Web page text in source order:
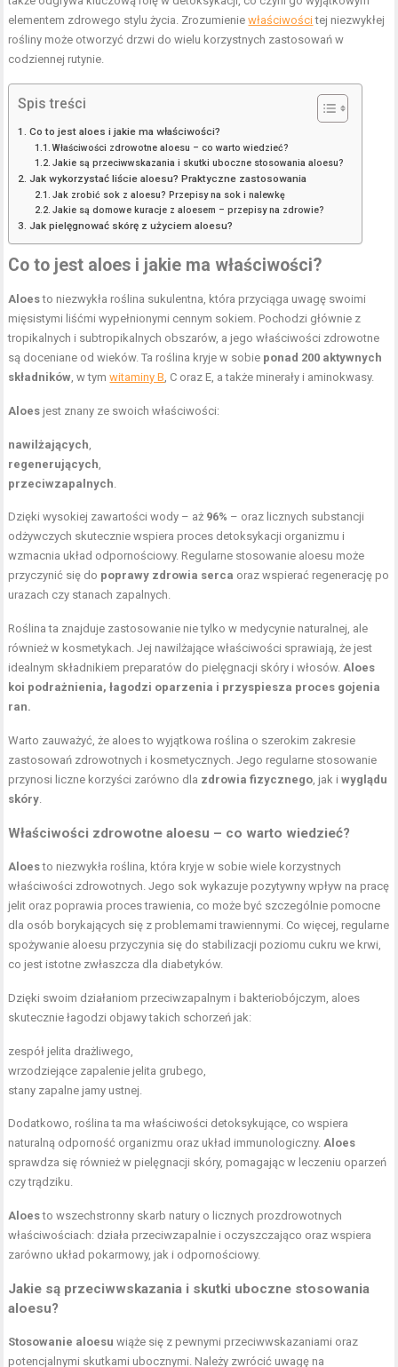
elementem zdrowego stylu życia. Zrozumieniewłaściwościtej niezwykłej
rośliny może otworzyć drzwi do wielu korzystnych zastosowań w
codziennej rutynie.
Spis treści
Co to jest aloes i jakie ma właściwości?
Właściwości zdrowotne aloesu – co warto wiedzieć?
Jakie są przeciwwskazania i skutki uboczne stosowania aloesu?
Jak wykorzystać liście aloesu? Praktyczne zastosowania
Jak zrobić sok z aloesu? Przepisy na sok i nalewkę
Jakie są domowe kuracje z aloesem – przepisy na zdrowie?
Jak pielęgnować skórę z użyciem aloesu?
Co to jest aloes i jakie ma właściwości?
Aloesto niezwykła roślina sukulentna, która przyciąga uwagę swoimi
mięsistymi liśćmi wypełnionymi cennym sokiem. Pochodzi głównie z
tropikalnych i subtropikalnych obszarów, a jego właściwości zdrowotne
są doceniane od wieków. Ta roślina kryje w sobie ponad 200 aktywnych
składników, w tymwitaminy B, C oraz E, a także minerały i aminokwasy.
Aloes jest znany ze swoich właściwości:
nawilżających,
regenerujących,
przeciwzapalnych.
Dzięki wysokiej zawartości wody – aż 96% – oraz licznych substancji
odżywczych skutecznie wspiera proces detoksykacji organizmu i
wzmacnia układ odpornościowy. Regularne stosowanie aloesu może
przyczynić się do poprawy zdrowia serca oraz wspierać regenerację po
urazach czy stanach zapalnych.
Roślina ta znajduje zastosowanie nie tylko w medycynie naturalnej, ale
również w kosmetykach. Jej nawilżające właściwości sprawiają, że jest
idealnym składnikiem preparatów do pielęgnacji skóry i włosów.Aloes
koi podrażnienia, łagodzi oparzenia i przyspiesza proces gojenia
ran.
Warto zauważyć, że aloes to wyjątkowa roślina o szerokim zakresie
zastosowań zdrowotnych i kosmetycznych. Jego regularne stosowanie
przynosi liczne korzyści zarówno dla zdrowia fizycznego, jak iwyglądu
skóry.
Właściwości zdrowotne aloesu – co warto wiedzieć?
Aloesto niezwykła roślina, która kryje w sobie wiele korzystnych
właściwości zdrowotnych. Jego sok wykazuje pozytywny wpływ na pracę
jelit oraz poprawia proces trawienia, co może być szczególnie pomocne
dla osób borykających się z problemami trawiennymi. Co więcej, regularne
spożywanie aloesu przyczynia się do stabilizacji poziomu cukru we krwi,
co jest istotne zwłaszcza dla diabetyków.
Dzięki swoim działaniom przeciwzapalnym i bakteriobójczym, aloes
skutecznie łagodzi objawy takich schorzeń jak:
zespół jelita drażliwego,
wrzodziejące zapalenie jelita grubego,
stany zapalne jamy ustnej.
Dodatkowo, roślina ta ma właściwości detoksykujące, co wspiera
naturalną odporność organizmu oraz układ immunologiczny.Aloes
sprawdza się również w pielęgnacji skóry, pomagając w leczeniu oparzeń
czy trądziku.
Aloesto wszechstronny skarb natury o licznych prozdrowotnych
właściwościach: działa przeciwzapalnie i oczyszczająco oraz wspiera
zarówno układ pokarmowy, jak i odpornościowy.
Jakie są przeciwwskazania i skutki uboczne stosowania
aloesu?
Stosowanie aloesu wiąże się z pewnymi przeciwwskazaniami oraz
potencjalnymi skutkami ubocznymi. Należy zwrócić uwagę na